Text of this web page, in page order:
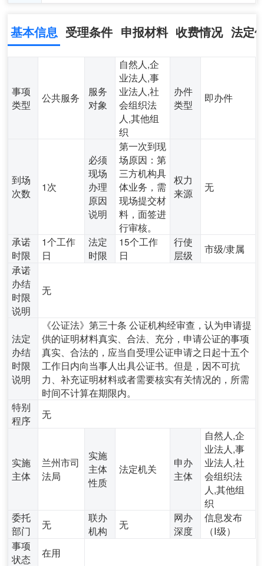
基本信息 受理条件 申报材料 收费情况 法定
事项
类型
公共服务
服务
对象
自然人,企
业法人,事
业法人,社
会组织法
人,其他组
织
办件
类型
即办件
到场
次数
1次
必须
现场
办理
原因
说明
第一次到现
场原因：第
三方机构具
体业务，需
现场提交材
料，面签进
行审核。
权力
来源
无
承诺
时限
1个工作
日
法定
时限
15个工作
日
行使
层级
市级/隶属
承诺
办结
时限
说明
无
法定
办结
时限
说明
《公证法》第三十条 公证机构经审查，认为申请提
供的证明材料真实、合法、充分，申请公证的事项
真实、合法的，应当自受理公证申请之日起十五个
工作日内向当事人出具公证书。但是，因不可抗
力、补充证明材料或者需要核实有关情况的，所需
时间不计算在期限内。
特别
程序
无
实施
主体
兰州市司
法局
实施
主体
性质
法定机关
申办
主体
自然人,企
业法人,事
业法人,社
会组织法
人,其他组
织
委托
部门
无
联办
机构
无
网办
深度
信息发布
（Ⅰ级）
事项
状态
在用